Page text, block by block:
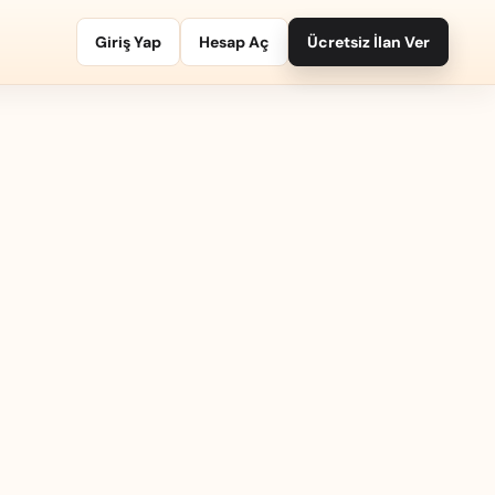
Giriş Yap Hesap Aç Ücretsiz İlan Ver